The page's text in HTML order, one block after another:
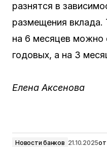
разнятся в
размещения вклада.
на 6 месяцев можно
годовых, а на 3
Елена Аксенова
Новости банков 21.10.2025от